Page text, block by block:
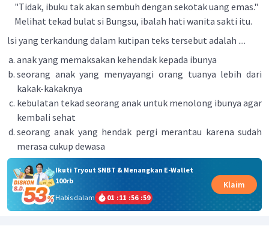
"Tidak, ibuku tak akan sembuh dengan sekotak uang emas."
Melihat tekad bulat si Bungsu, ibalah hati wanita sakti itu.
lsi yang terkandung dalam kutipan teks tersebut adalah ....
anak yang memaksakan kehendak kepada ibunya
seorang anak yang menyayangi orang tuanya lebih dari
kakak-kakaknya
kebulatan tekad seorang anak untuk menolong ibunya agar
kembali sehat
seorang anak yang hendak pergi merantau karena sudah
merasa cukup dewasa
Ikuti Tryout SNBT & Menangkan E-Wallet
100rb
Habis dalam
01 :11 :56 :59
Klaim